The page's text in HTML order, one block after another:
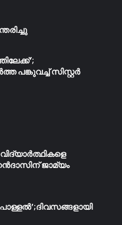
പങ്കുവച്ച് സിസ്റ്റർ
ജാമ്യം